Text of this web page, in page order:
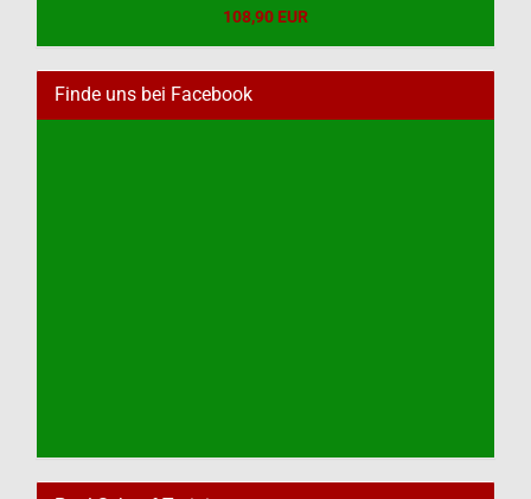
108,90 EUR
Finde uns bei Facebook